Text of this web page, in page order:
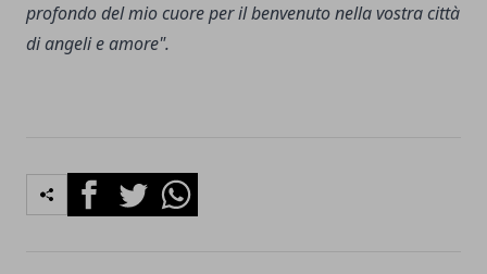
profondo del mio cuore per il benvenuto nella vostra città
di angeli e amore".
FacebookTwitterWhatsapp